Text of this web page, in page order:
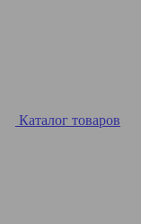
Каталог товаров